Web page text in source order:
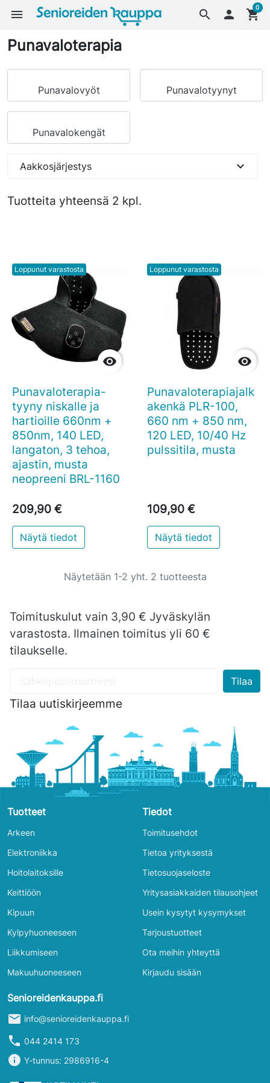
search
menu  shopping_cart
0
Punavaloterapia
Punavalovyöt Punavalotyynyt
Punavalokengät
Tuotteita yhteensä 2 kpl.
Aakkosjärjestys expand_more
Loppunut varastosta

Punavaloterapia-
tyyny niskalle ja
hartioille 660nm +
850nm, 140 LED,
langaton, 3 tehoa,
ajastin, musta
neopreeni BRL-1160
209,90 €
Näytä tiedot
Loppunut varastosta

Punavaloterapiajalk
akenkä PLR-100,
660 nm + 850 nm,
120 LED, 10/40 Hz
pulssitila, musta
109,90 €
Näytä tiedot
Näytetään 1-2 yht. 2 tuotteesta
Toimituskulut vain 3,90 € Jyväskylän
varastosta. Ilmainen toimitus yli 60 €
tilaukselle.
Tilaa uutiskirjeemme
Tuotteet
Arkeen
Elektroniikka
Hoitolaitoksille
Keittiöön
Kipuun
Kylpyhuoneeseen
Liikkumiseen
Makuuhuoneeseen
Tiedot
Toimitusehdot
Tietoa yrityksestä
Tietosuojaseloste
Yritysasiakkaiden tilausohjeet
Usein kysytyt kysymykset
Tarjoustuotteet
Ota meihin yhteyttä
Kirjaudu sisään
Senioreidenkauppa.fi
mail info@senioreidenkauppa.fi
phone 044 2414 173
info Y-tunnus: 2986916-4